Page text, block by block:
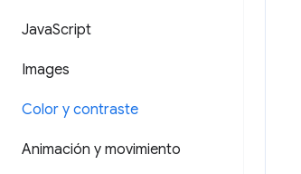
JavaScript
Images
Color y contraste
Animación y movimiento